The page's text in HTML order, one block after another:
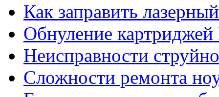
Как заправить
Обнуление
Неисправности
Сложности ремонта